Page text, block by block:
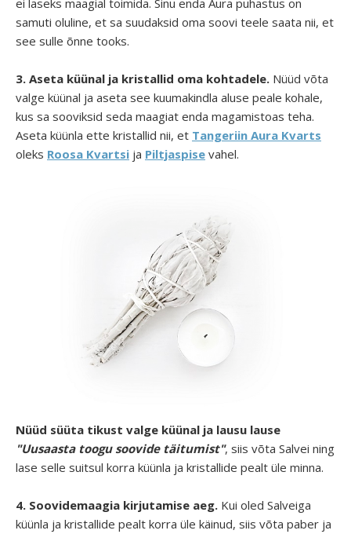
ei laseks maagial toimida. Sinu enda Aura puhastus on
samuti oluline, et sa suudaksid oma soovi teele saata nii, et
see sulle õnne tooks.
3. Aseta küünal ja kristallid oma kohtadele. Nüüd võta
valge küünal ja aseta see kuumakindla aluse peale kohale,
kus sa sooviksid seda maagiat enda magamistoas teha.
Aseta küünla ette kristallid nii, et Tangeriin Aura Kvarts
oleks Roosa Kvartsi ja Piltjaspise vahel.
Nüüd süüta tikust valge küünal ja lausu lause
"Uusaasta toogu soovide täitumist", siis võta Salvei ning
lase selle suitsul korra küünla ja kristallide pealt üle minna.
4. Soovidemaagia kirjutamise aeg. Kui oled Salveiga
küünla ja kristallide pealt korra üle käinud, siis võta paber ja